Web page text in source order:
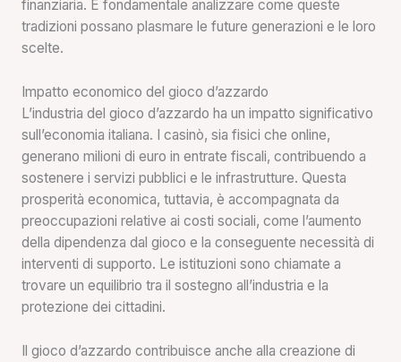
finanziaria. È fondamentale analizzare come queste
tradizioni possano plasmare le future generazioni e le loro
scelte.
Impatto economico del gioco d’azzardo
L’industria del gioco d’azzardo ha un impatto significativo
sull’economia italiana. I casinò, sia fisici che online,
generano milioni di euro in entrate fiscali, contribuendo a
sostenere i servizi pubblici e le infrastrutture. Questa
prosperità economica, tuttavia, è accompagnata da
preoccupazioni relative ai costi sociali, come l’aumento
della dipendenza dal gioco e la conseguente necessità di
interventi di supporto. Le istituzioni sono chiamate a
trovare un equilibrio tra il sostegno all’industria e la
protezione dei cittadini.
Il gioco d’azzardo contribuisce anche alla creazione di